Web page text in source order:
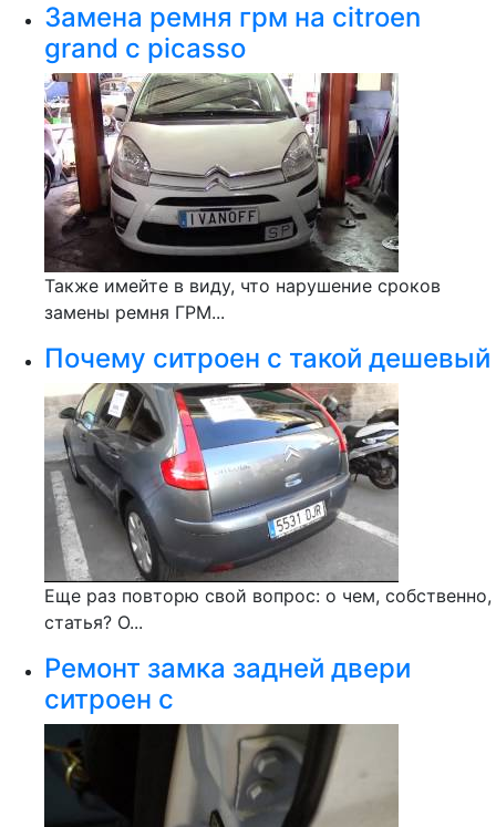
Замена ремня грм на citroen
grand c picasso
Также имейте в виду, что нарушение сроков
замены ремня ГРМ...
Почему ситроен с такой дешевый
Еще раз повторю свой вопрос: о чем, собственно,
статья? О...
Ремонт замка задней двери
ситроен с